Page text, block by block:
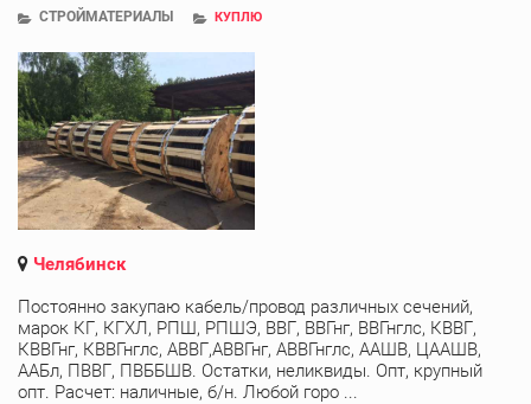
СТРОЙМАТЕРИАЛЫ КУПЛЮ
Челябинск
Постоянно закупаю кабель/провод различных сечений,
марок КГ, КГХЛ, РПШ, РПШЭ, ВВГ, ВВГнг, ВВГнглс, КВВГ,
КВВГнг, КВВГнглс, АВВГ,АВВГнг, АВВГнглс, ААШВ, ЦААШВ,
ААБл, ПВВГ, ПВББШВ. Остатки, неликвиды. Опт, крупный
опт. Расчет: наличные, б/н. Любой горо ...